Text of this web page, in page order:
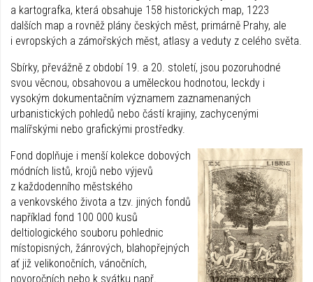
a kartografka, která obsahuje 158 historických map, 1223
dalších map a rovněž plány českých měst, primárně Prahy, ale
i evropských a zámořských měst, atlasy a veduty z celého světa.
Sbírky, převážně z období 19. a 20. století, jsou pozoruhodné
svou věcnou, obsahovou a uměleckou hodnotou, leckdy i
vysokým dokumentačním významem zaznamenaných
urbanistických pohledů nebo částí krajiny, zachycenými
malířskými nebo grafickými prostředky.
Fond doplňuje i menší kolekce dobových
módních listů, krojů nebo výjevů
z každodenního městského
a venkovského života a tzv. jiných fondů
například fond 100 000 kusů
deltiologického souboru pohlednic
místopisných, žánrových, blahopřejných
ať již velikonočních, vánočních,
novoročních nebo k svátku např.